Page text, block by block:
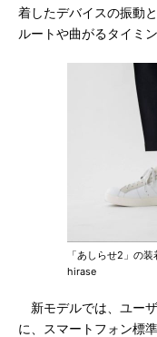
着したデバイスの振動
ルートや曲がるタイミ
「あしらせ2」の
hirase
新モデルでは、ユー
に、スマートフォン標